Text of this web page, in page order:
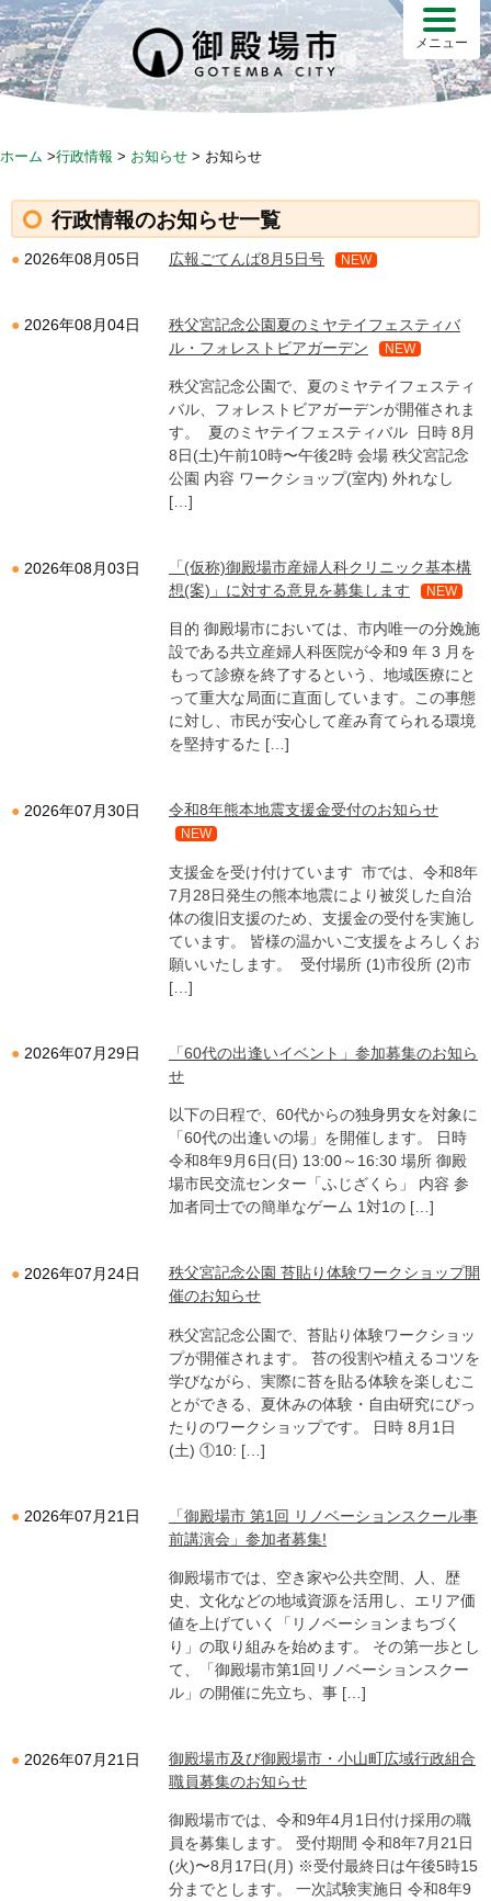
S
k
i
p
メニュー
ホーム >行政情報 > お知らせ > お知らせ
行政情報のお知らせ一覧
2026年08月05日 広報ごてんば8月5日号 NEW
2026年08月04日
秩父宮記念公園夏のミヤテイフェスティバ
ル・フォレストビアガーデン
NEW
秩父宮記念公園で、夏のミヤテイフェスティ
バル、フォレストビアガーデンが開催されま
す。 夏のミヤテイフェスティバル 日時 8月
8日(土)午前10時〜午後2時 会場 秩父宮記念
公園 内容 ワークショップ(室内) 外れなし
[…]
2026年08月03日
「(仮称)御殿場市産婦人科クリニック基本構
想(案)」に対する意見を募集します
NEW
目的 御殿場市においては、市内唯一の分娩施
設である共立産婦人科医院が令和9 年 3 月を
もって診療を終了するという、地域医療にと
って重大な局面に直面しています。この事態
に対し、市民が安心して産み育てられる環境
を堅持するた […]
2026年07月30日 令和8年熊本地震支援金受付のお知らせ
NEW
支援金を受け付けています 市では、令和8年
7月28日発生の熊本地震により被災した自治
体の復旧支援のため、支援金の受付を実施し
ています。 皆様の温かいご支援をよろしくお
願いいたします。 受付場所 (1)市役所 (2)市
[…]
2026年07月29日
「60代の出逢いイベント」参加募集のお知ら
せ
以下の日程で、60代からの独身男女を対象に
「60代の出逢いの場」を開催します。 日時
令和8年9月6日(日) 13:00～16:30 場所 御殿
場市民交流センター「ふじざくら」 内容 参
加者同士での簡単なゲーム 1対1の […]
2026年07月24日
秩父宮記念公園 苔貼り体験ワークショップ開
催のお知らせ
秩父宮記念公園で、苔貼り体験ワークショッ
プが開催されます。 苔の役割や植えるコツを
学びながら、実際に苔を貼る体験を楽しむこ
とができる、夏休みの体験・自由研究にぴっ
たりのワークショップです。 日時 8月1日
(土) ①10: […]
2026年07月21日
「御殿場市 第1回 リノベーションスクール事
前講演会」参加者募集!
御殿場市では、空き家や公共空間、人、歴
史、文化などの地域資源を活用し、エリア価
値を上げていく「リノベーションまちづく
り」の取り組みを始めます。 その第一歩とし
て、「御殿場市第1回リノベーションスクー
ル」の開催に先立ち、事 […]
2026年07月21日
御殿場市及び御殿場市・小山町広域行政組合
職員募集のお知らせ
御殿場市では、令和9年4月1日付け採用の職
員を募集します。 受付期間 令和8年7月21日
(火)〜8月17日(月) ※受付最終日は午後5時15
分までとします。 一次試験実施日 令和8年9